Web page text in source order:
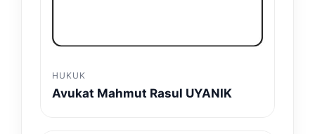
HUKUK
Avukat Mahmut Rasul UYANIK